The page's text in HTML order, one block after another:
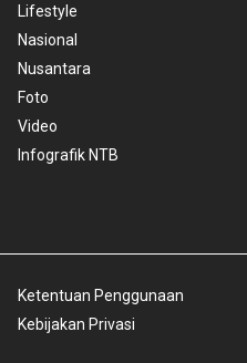
Lifestyle
Nasional
Nusantara
Foto
Video
Infografik NTB
Ketentuan Penggunaan
Kebijakan Privasi